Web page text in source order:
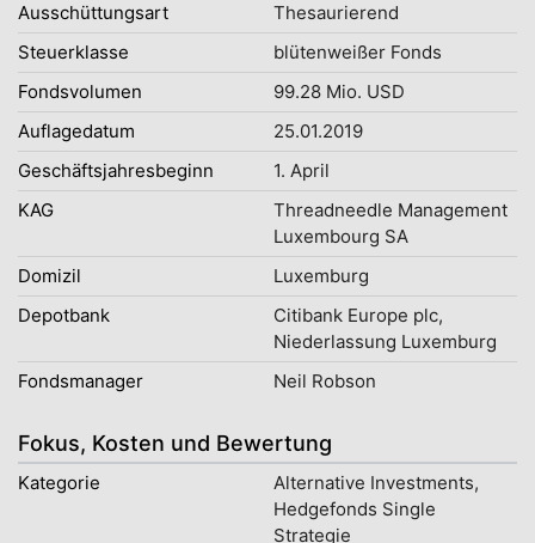
Ausschüttungsart
Thesaurierend
Steuerklasse
blütenweißer Fonds
Fondsvolumen
99.28 Mio. USD
Auflagedatum
25.01.2019
Geschäftsjahresbeginn
1. April
KAG
Threadneedle Management
Luxembourg SA
Domizil
Luxemburg
Depotbank
Citibank Europe plc,
Niederlassung Luxemburg
Fondsmanager
Neil Robson
Fokus, Kosten und Bewertung
Kategorie
Alternative Investments,
Hedgefonds Single
Strategie